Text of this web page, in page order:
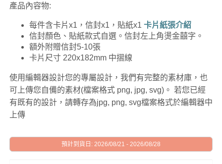
產品內容物:
每件含卡片x1，信封x1，貼紙x1 卡片紙張介紹
信封顏色、貼紙款式自選。信封左上角燙金囍字。
額外附贈信封5-10張
卡片尺寸 220x182mm 中摺線
使用編輯器設計您的專屬設計，我們有完整的素材庫，也
可上傳您自備的素材(檔案格式 png, jpg, svg)。 若您已經
有既有的設計，請轉存為jpg, png, svg檔案格式於編輯器中
上傳
預計到貨日: 2026/08/21 - 2026/08/28